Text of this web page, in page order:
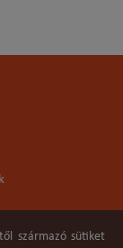
származó sütiket